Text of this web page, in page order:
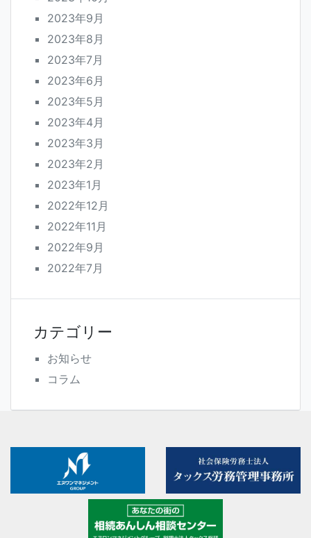
2023年9月
2023年8月
2023年7月
2023年6月
2023年5月
2023年4月
2023年3月
2023年2月
2023年1月
2022年12月
2022年11月
2022年9月
2022年7月
カテゴリー
お知らせ
コラム